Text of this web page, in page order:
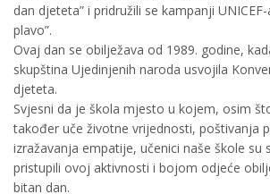
dan djeteta” i pridružili se kampanji
plavo”.
Ovaj dan se obilježava od 1989. godine,
skupština Ujedinjenih naroda usvojila
djeteta.
Svjesni da je škola mjesto u kojem, osim
također uče životne vrijednosti, poštivanja
izražavanja empatije, učenici naše škole su
pristupili ovoj aktivnosti i bojom odjeće
bitan dan.